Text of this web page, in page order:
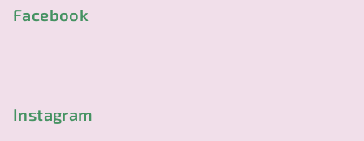
Facebook
Instagram